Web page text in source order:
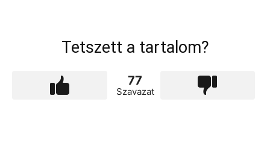
Tetszett a tartalom?
77
Szavazat